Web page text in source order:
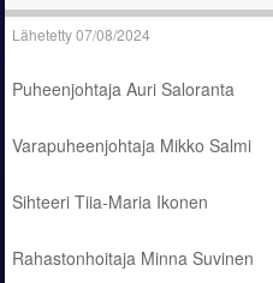
Lähetetty07/08/2024
Puheenjohtaja Auri Saloranta
Varapuheenjohtaja Mikko Salmi
Sihteeri Tiia-Maria Ikonen
Rahastonhoitaja Minna Suvinen